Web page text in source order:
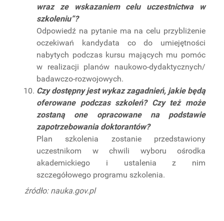
wraz ze wskazaniem celu uczestnictwa w
szkoleniu”?
Odpowiedź na pytanie ma na celu przybliżenie
oczekiwań kandydata co do umiejętności
nabytych podczas kursu mających mu pomóc
w realizacji planów naukowo-dydaktycznych/
badawczo-rozwojowych.
Czy dostępny jest wykaz zagadnień, jakie będą
oferowane podczas szkoleń? Czy też może
zostaną one opracowane na podstawie
zapotrzebowania doktorantów?
Plan szkolenia zostanie przedstawiony
uczestnikom w chwili wyboru ośrodka
akademickiego i ustalenia z nim
szczegółowego programu szkolenia.
źródło: nauka.gov.pl